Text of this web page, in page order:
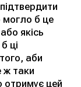
б це
якісь
ці
аби
ж таки
отримує цей